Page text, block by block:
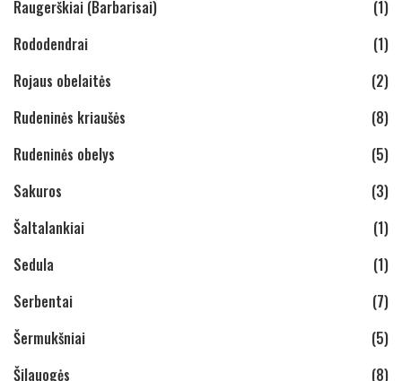
Raugerškiai (Barbarisai)
(1)
Rododendrai
(1)
Rojaus obelaitės
(2)
Rudeninės kriaušės
(8)
Rudeninės obelys
(5)
Sakuros
(3)
Šaltalankiai
(1)
Sedula
(1)
Serbentai
(7)
Šermukšniai
(5)
Šilauogės
(8)